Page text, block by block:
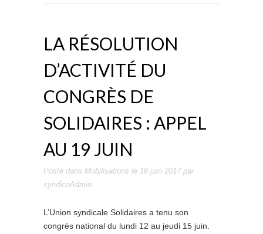
LA RÉSOLUTION
D’ACTIVITÉ DU
CONGRÈS DE
SOLIDAIRES : APPEL
AU 19 JUIN
Posté dans Mobilisations le 16 juin 2017par
syndicoAdmin.
L’Union syndicale Solidaires a tenu son
congrès national du lundi 12 au jeudi 15 juin.